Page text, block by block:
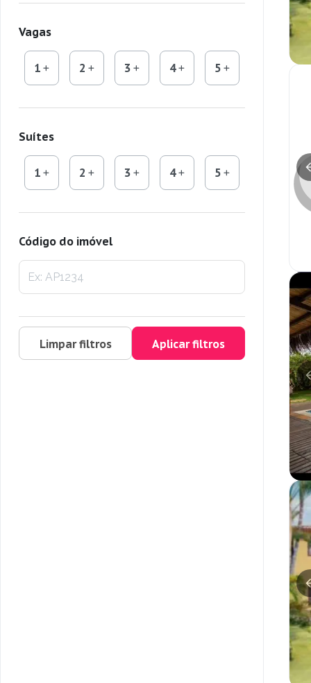
Vagas
1 2 3 4 5
Suítes
1 2 3 4 5
Código do imóvel
Limpar filtros Aplicar filtros